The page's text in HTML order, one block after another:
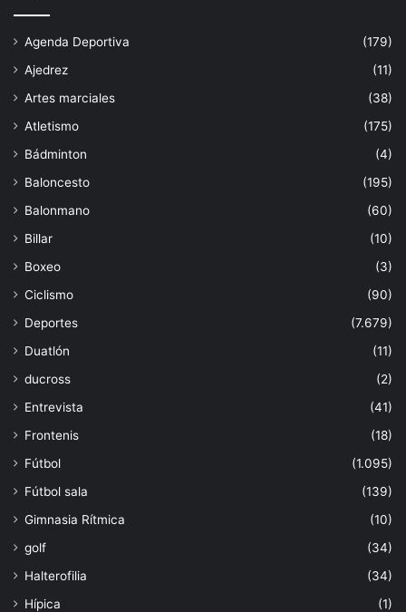
Agenda Deportiva
(179)
Ajedrez
(11)
Artes marciales
(38)
Atletismo
(175)
Bádminton
(4)
Baloncesto
(195)
Balonmano
(60)
Billar
(10)
Boxeo
(3)
Ciclismo
(90)
Deportes
(7.679)
Duatlón
(11)
ducross
(2)
Entrevista
(41)
Frontenis
(18)
Fútbol
(1.095)
Fútbol sala
(139)
Gimnasia Rítmica
(10)
golf
(34)
Halterofilia
(34)
Hípica
(1)